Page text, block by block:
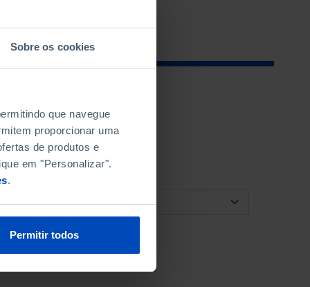
Sobre os cookies
que navegue
proporcionar uma
de produtos e
em "Personalizar".
.
Permitir todos
ORDENAR POR